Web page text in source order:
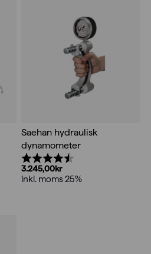
Saehan hydraulisk
dynamometer
Betyg:
3.245,00kr
inkl. moms 25%